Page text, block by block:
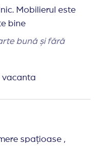
poate rezerva un
profesioniști, am
si s-au asigurat ca
este
bine
vacanta
spațioase ,